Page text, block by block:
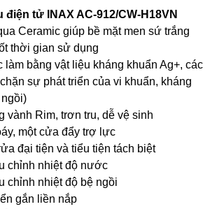
tử INAX AC-912/CW-H18VN
Ceramic giúp bề mặt men sứ trắng
thời gian sử dụng
bằng vật liệu kháng khuẩn Ag+, các
sự phát triển của vi khuẩn, kháng
vành Rim, trơn tru, dễ vệ sinh
một cửa đẩy trợ lực
đại tiện và tiểu tiện tách biệt
chỉnh nhiệt độ nước
chỉnh nhiệt độ bệ ngồi
gắn liền nắp